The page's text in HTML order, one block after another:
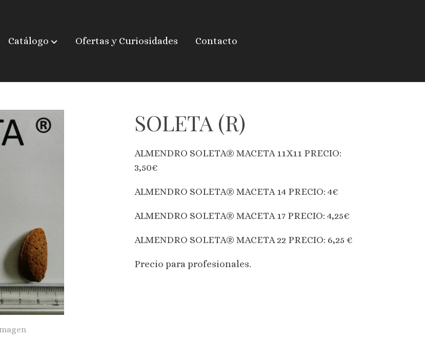
Catálogo Ofertas y Curiosidades Contacto
SOLETA (R)
ALMENDRO SOLETA® MACETA 11X11 PRECIO:
3,50€
ALMENDRO SOLETA® MACETA 14 PRECIO: 4€
ALMENDRO SOLETA® MACETA 17 PRECIO: 4,25€
ALMENDRO SOLETA® MACETA 22 PRECIO: 6,25 €
Precio para profesionales.